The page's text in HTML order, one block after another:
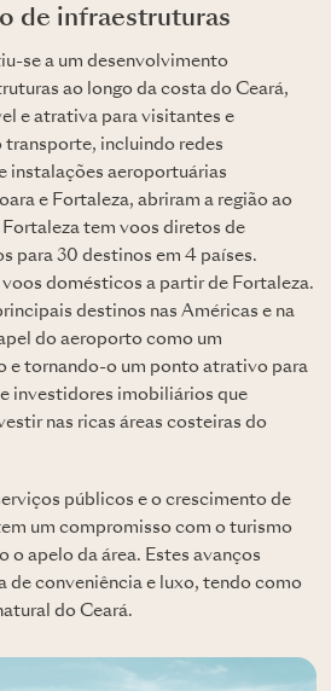
de infraestruturas
se a um desenvolvimento
ao longo da costa do Ceará,
e atrativa para visitantes e
transporte, incluindo redes
instalações aeroportuárias
e Fortaleza, abriram a região ao
tem voos diretos de
para 30 destinos em 4 países.
domésticos a partir de Fortaleza.
destinos nas Américas e na
do aeroporto como um
e tornando-o um ponto atrativo para
investidores imobiliários que
nas ricas áreas costeiras do
públicos e o crescimento de
um compromisso com o turismo
o apelo da área. Estes avanços
de conveniência e luxo, tendo como
do Ceará.